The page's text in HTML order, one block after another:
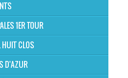
1ER TOUR
CLOS
D'AZUR